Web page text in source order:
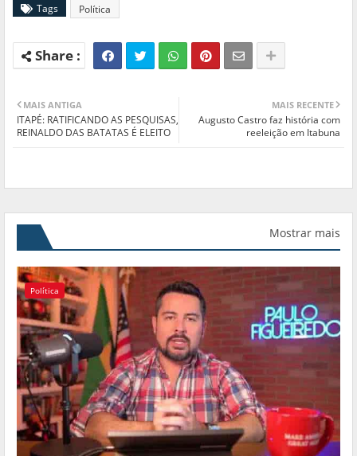
Tags Política
MAIS RECENTE
Augusto Castro faz história com
reeleição em Itabuna
MAIS ANTIGA
ITAPÉ: RATIFICANDO AS PESQUISAS,
REINALDO DAS BATATAS É ELEITO
Mostrar mais
Política